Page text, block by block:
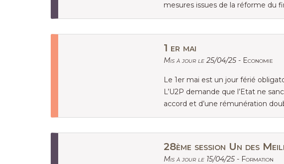
mesures issues de la réforme du
1 er mai
Mis à jour le 25/04/25 - Economie
Le 1er mai est un jour férié
L’U2P demande que l’Etat ne
accord et d’une rémunération
28ème session Un des
Mis à jour le 15/04/25 - Formation